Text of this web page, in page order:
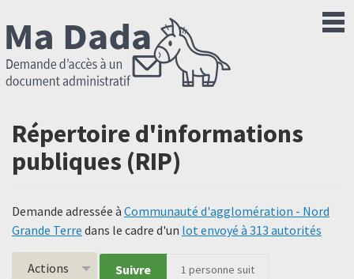
Répertoire d'informations
publiques (RIP)
Demande adressée à Communauté d'agglomération - Nord
Grande Terre dans le cadre d'un lot envoyé à 313 autorités
Actions Suivre 1 personne suit